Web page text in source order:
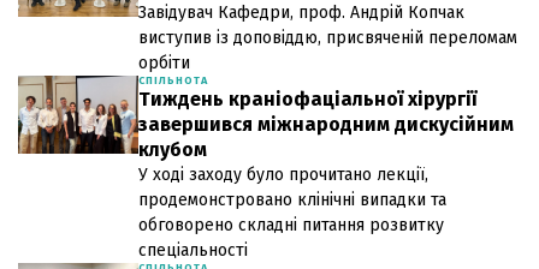
Завідувач Кафедри, проф. Андрій Копчак
виступив із доповіддю, присвяченій переломам
орбіти
СПІЛЬНОТА
Тиждень краніофаціальної хірургії
завершився міжнародним дискусійним
клубом
У ході заходу було прочитано лекції,
продемонстровано клінічні випадки та
обговорено складні питання розвитку
спеціальності